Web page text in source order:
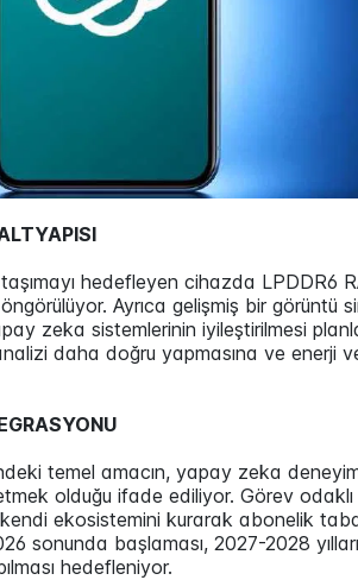
hedefleyen cihazda LPDDR6
Ayrıca gelişmiş bir görüntü
zeka sistemlerinin iyileştirilmesi
daha doğru yapmasına ve enerji
temel amacın, yapay zeka
olduğu ifade ediliyor. Görev odaklı
ekosistemini kurarak abonelik
sonunda başlaması, 2027-2028
hedefleniyor.